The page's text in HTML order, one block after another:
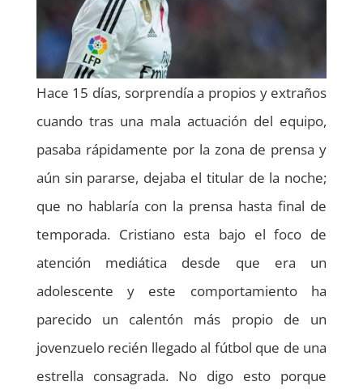
Hace 15 días, sorprendía a propios y extraños
cuando tras una mala actuación del equipo,
pasaba rápidamente por la zona de prensa y
aún sin pararse, dejaba el titular de la noche;
que no hablaría con la prensa hasta final de
temporada. Cristiano esta bajo el foco de
atención mediática desde que era un
adolescente y este comportamiento ha
parecido un calentón más propio de un
jovenzuelo recién llegado al fútbol que de una
estrella consagrada. No digo esto porque